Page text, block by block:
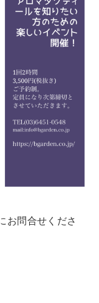
お問合せくださ